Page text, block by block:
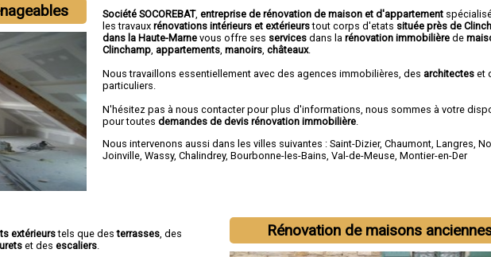
Société SOCOREBAT,entreprise de rénovation de maison et d'appartement
les travauxrénovations intérieurs et extérieurstout corps d'etats située près de
dans la Haute-Marnevous offre ses services dans larénovation immobilière de
Clinchamp appartements ,manoirs ,châteaux.
Nous travaillons essentiellement avec des agences immobilières, des architectes et
particuliers.
N'hésitez pas à nous contacter pour plus d'informations, nous sommes à votre
pour toutesdemandes de devis rénovation immobilière
Nous intervenons aussi dans les villes suivantes :Saint-Dizier,Chaumont ,Langres ,
Joinville ,Wassy,Chalindrey,Bourbonne-les-Bains ,Val-de-Meuse ,Montier-en-Der
Rénovation de maisons
extérieurstels que desterrasses , des
et des escaliers